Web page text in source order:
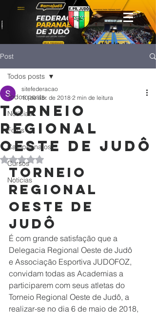
Post
Todos posts
Notícias
Fotos
Campeonatos
Cursos
Noticias
Todos posts
TORNEIO
REGIONAL
OESTE DE JUDÔ
sitefederacao
10 de abr. de 2018 2 min de leitura
Avaliado com NaN de 5 estrelas.
TORNEIO
REGIONAL
OESTE DE
JUDÔ
É com grande satisfação que a
Delegacia Regional Oeste de Judô
e Associação Esportiva JUDOFOZ,
convidam todas as Academias a
participarem com seus atletas do
Torneio Regional Oeste de Judô, a
realizar-se no dia 6 de maio de 2018,